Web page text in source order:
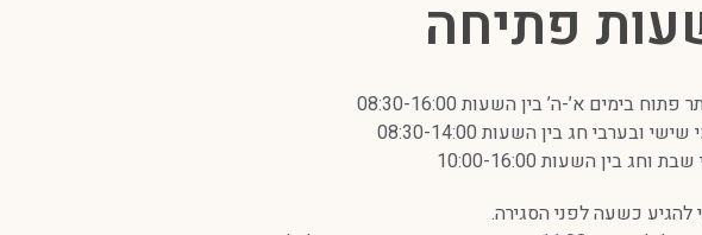
פתיחה
פתוח בימים א’-ה’ בין השעות 08:30-16:00
ובערבי חג בין השעות 08:30-14:00
וחג בין השעות 10:00-16:00
להגיע כשעה לפני הסגירה.